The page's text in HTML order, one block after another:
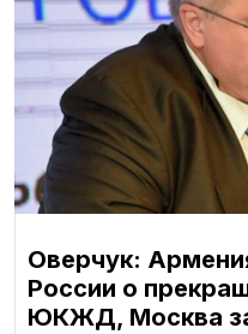
Оверчук:
России о
ЮКЖД, Москва